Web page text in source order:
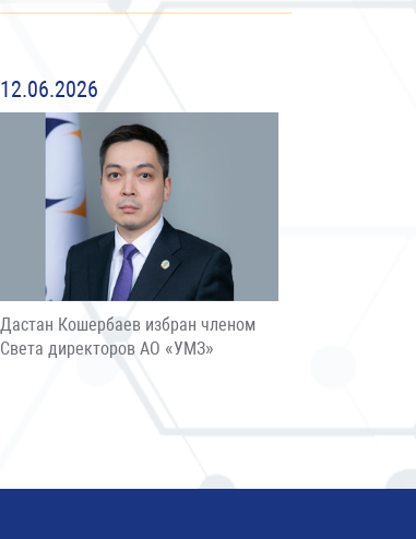
12.06.2026
Дастан Кошербаев избран членом
Света директоров АО «УМЗ»